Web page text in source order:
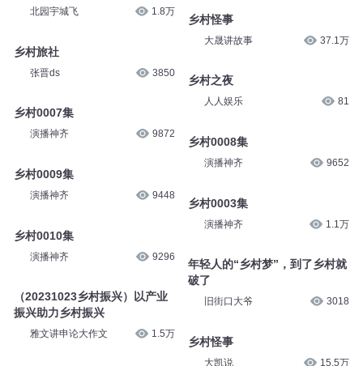
北园宇城飞 1.8万
乡村旅社
张晋ds 3850
乡村0007集
演播神齐 9872
乡村0009集
演播神齐 9448
乡村0010集
演播神齐 9296
（20231023乡村振兴）以产业
振兴助力乡村振兴
雅文讲申论大作文 1.5万
乡村怪事
大晟讲故事 37.1万
乡村之夜
人人娱乐 81
乡村0008集
演播神齐 9652
乡村0003集
演播神齐 1.1万
年轻人的“乡村梦”，到了乡村就
破了
旧街口大爷 3018
乡村怪事
大凯说 15.5万